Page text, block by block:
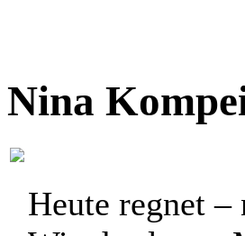
Nina
Heute regnet –